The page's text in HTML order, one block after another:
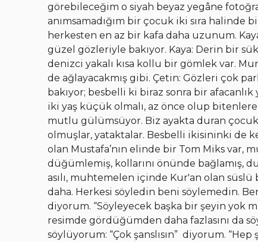
görebileceğim o siyah beyaz yegâne
anımsamadığım bir çocuk iki sıra
herkesten en az bir kafa daha uzunum.
güzel gözleriyle bakıyor. Kaya: Derin bir
denizci yakalı kısa kollu bir gömlek var.
de ağlayacakmış gibi. Çetin: Gözleri çok
bakıyor; besbelli ki biraz sonra bir afacanlık
iki yaş küçük olmalı, az önce olup
mutlu gülümsüyor. Biz ayakta duran
olmuşlar, yataktalar. Besbelli ikisininki de
olan Mustafa’nın elinde bir Tom Miks var,
düğümlemiş, kollarını önünde bağlamış,
asılı, muhtemelen içinde Kur'an olan
daha. Herkesi söyledin beni söylemedin.
diyorum. “Söyleyecek başka bir şeyin yok
resimde gördüğümden daha fazlasını da
söylüyorum: “Çok şanslısın” diyorum.